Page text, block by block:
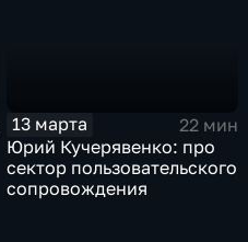
13 марта
22 мин
Юрий Кучерявенко: про
сектор пользовательского
сопровождения